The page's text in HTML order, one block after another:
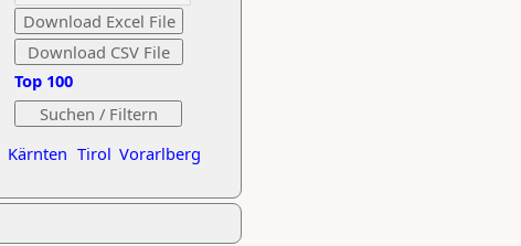
Kärnten Tirol Vorarlberg
Top 100